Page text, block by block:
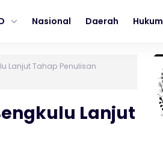
Nasional Daerah Hukum
Lanjut Tahap Penulisan
Lanjut